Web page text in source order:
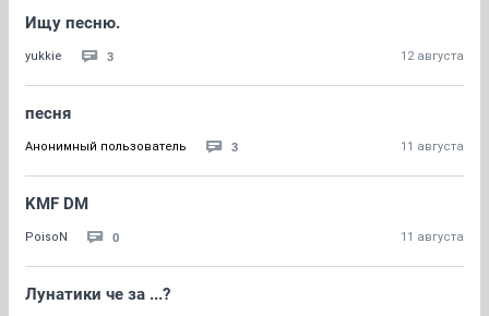
Ищу песню.
yukkie 3 12 августа
песня
Анонимный пользователь 3 11 августа
KMF DM
PoisoN 0 11 августа
Лунатики че за ...?